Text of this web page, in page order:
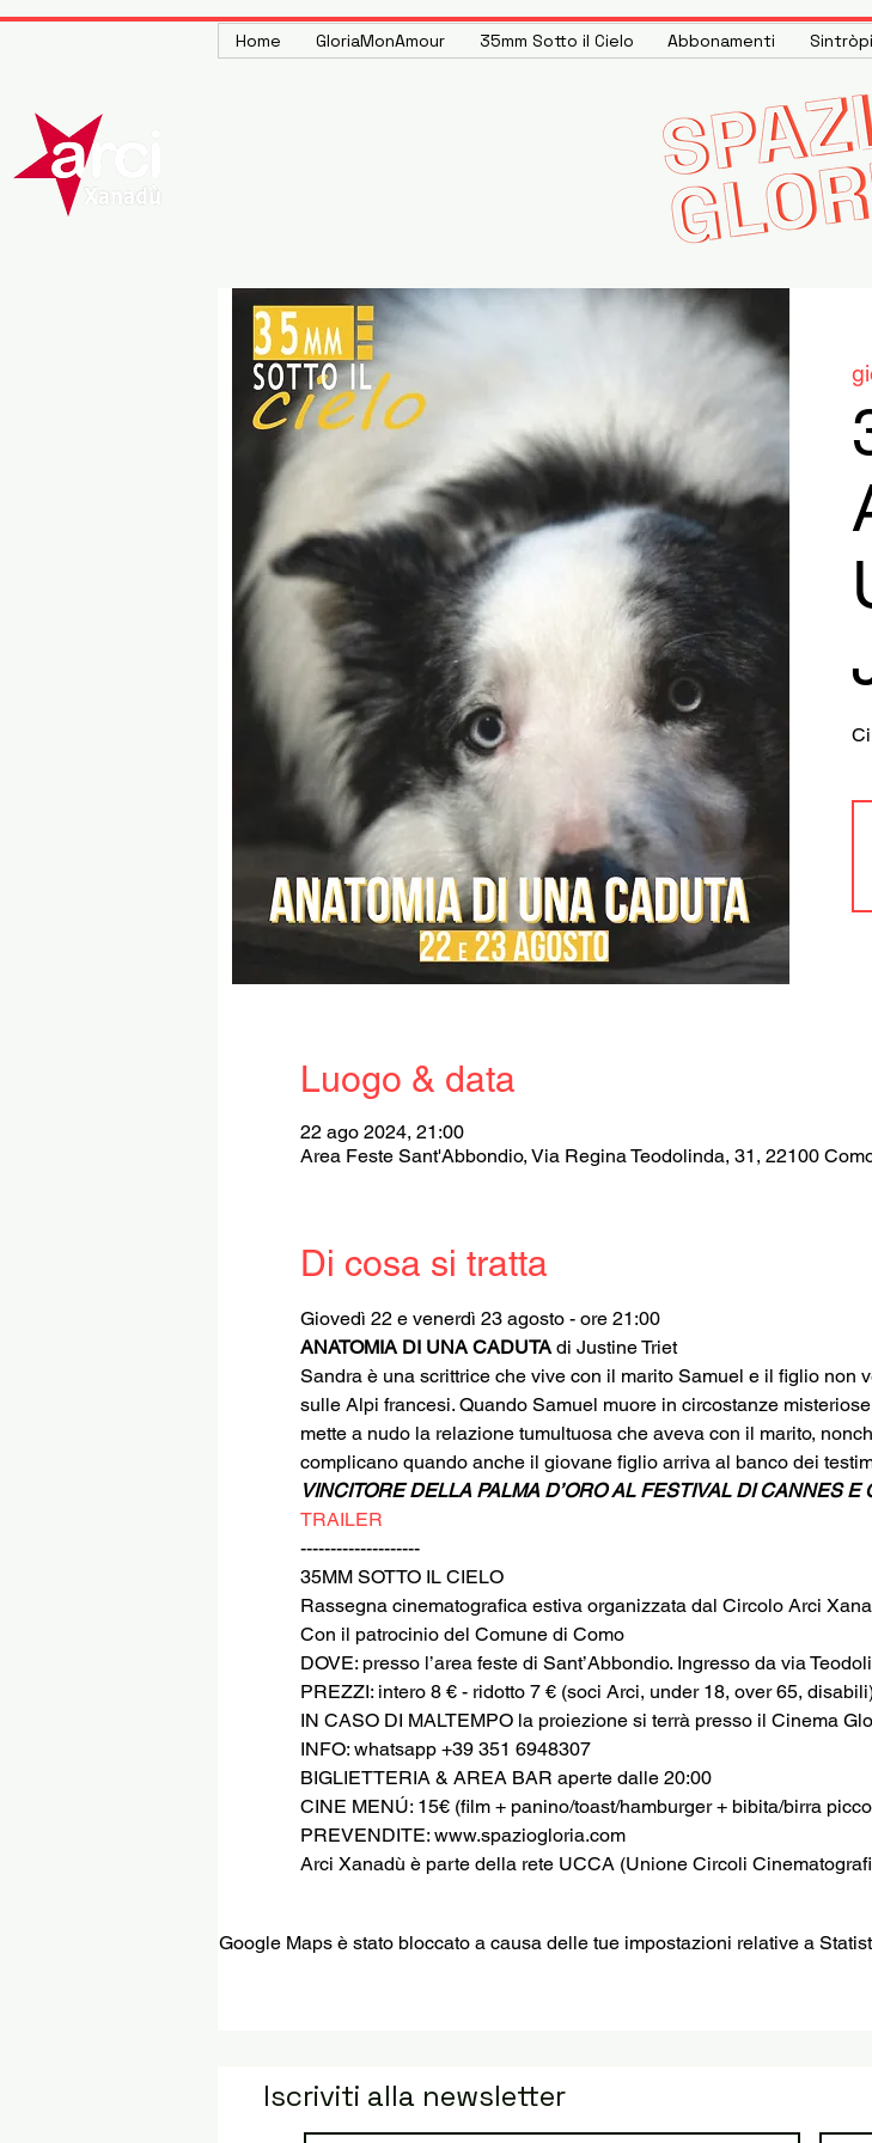
Home GloriaMonAmour 35mm Sotto il Cielo Abbonamenti
Luogo & data
22 ago 2024, 21:00
Area Feste Sant'Abbondio, Via Regina Teodolinda, 31, 22100
Di cosa si tratta
Giovedì 22 e venerdì 23 agosto - ore 21:00
ANATOMIA DI UNA CADUTA di Justine Triet
Sandra è una scrittrice che vive con il marito Samuel e il figlio non
sulle Alpi francesi. Quando Samuel muore in circostanze
mette a nudo la relazione tumultuosa che aveva con il marito,
complicano quando anche il giovane figlio arriva al banco dei
VINCITORE DELLA PALMA D’ORO AL FESTIVAL DI CANNES
TRAILER
--------------------
35MM SOTTO IL CIELO
Rassegna cinematografica estiva organizzata dal Circolo Arci
Con il patrocinio del Comune di Como
DOVE: presso l’area feste di Sant’Abbondio. Ingresso da via
PREZZI: intero 8 € - ridotto 7 € (soci Arci, under 18, over 65,
IN CASO DI MALTEMPO la proiezione si terrà presso il Cinema
INFO: whatsapp +39 351 6948307
BIGLIETTERIA & AREA BAR aperte dalle 20:00
CINE MENÚ: 15€ (film + panino/toast/hamburger + bibita/birra
PREVENDITE: www.spaziogloria.com
Arci Xanadù è parte della rete UCCA (Unione Circoli
Google Maps è stato bloccato a causa delle tue impostazioni relative a
Iscriviti alla newsletter